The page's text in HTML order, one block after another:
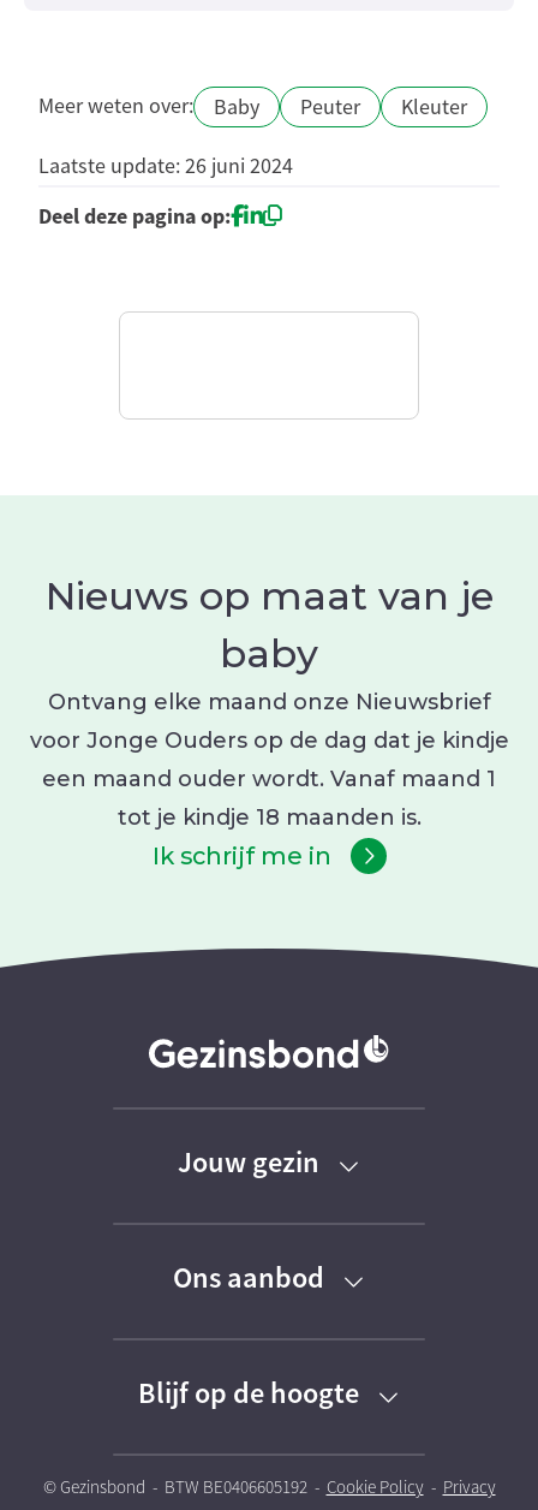
Meer weten over: Baby Peuter Kleuter
Laatste update: 26 juni 2024
Deel deze pagina op:
Nieuws op maat van je
baby
Ontvang elke maand onze Nieuwsbrief
voor Jonge Ouders op de dag dat je kindje
een maand ouder wordt. Vanaf maand 1
tot je kindje 18 maanden is.
Ik schrijf me in
Jouw gezin
Baby
Peuter
Tiener
Ons aanbod
Kortingen
Activiteiten
Kinderoppasdienst
Blijf op de hoogte
Schrijf je in voor onze nieuwsbrieven
© Gezinsbond - BTW BE0406605192 - Cookie Policy- Privacy